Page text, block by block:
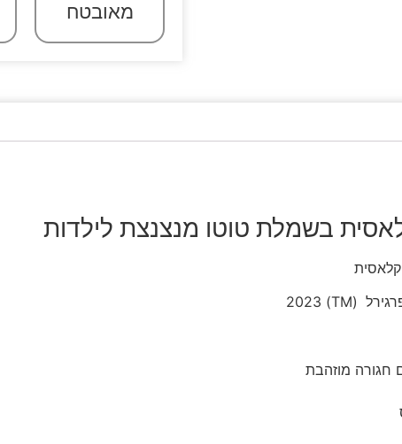
מאובטח
בשמלת טוטו מנצנצת לילדות
קלאסית
(TM) 2023
חגורה מוזהבת